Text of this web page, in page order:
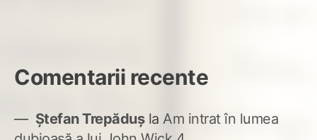
Comentarii recente
Ștefan Trepădușla Am intrat în lumea